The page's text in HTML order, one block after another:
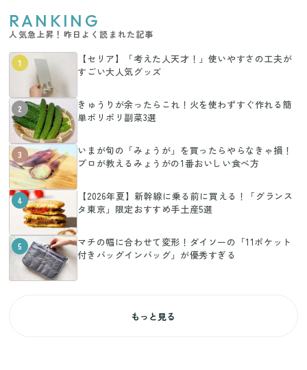
RANKING
人気急上昇！昨日よく読まれた記事
1
【セリア】「考えた人天才！」使いやすさの工夫が
すごい大人気グッズ
2
きゅうりが余ったらこれ！火を使わずすぐ作れる簡
単ポリポリ副菜3選
3
いまが旬の「みょうが」を買ったらやらなきゃ損！
プロが教えるみょうがの1番おいしい食べ方
4
【2026年夏】新幹線に乗る前に買える！「グランス
タ東京」限定おすすめ手土産5選
5
マチの幅に合わせて変形！ダイソーの「11ポケット
付きバッグインバッグ」が優秀すぎる
もっと見る